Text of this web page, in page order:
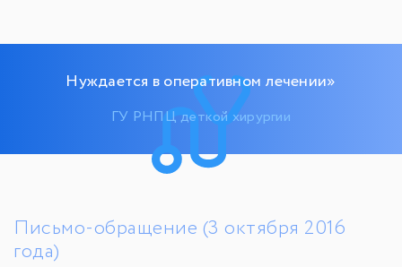
Нуждается в оперативном лечении»
ГУ РНПЦ деткой хирургии
Письмо-обращение (3 октября 2016
года)